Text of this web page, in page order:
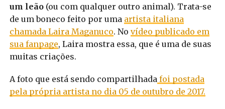
um leão(ou com qualquer outro animal). Trata-se
de um boneco feito por uma artista italiana
chamada Laira Maganuco. No vídeo publicado em
sua fanpage, Laira mostra essa, que é uma de suas
muitas criações.
A foto que está sendo compartilhadafoi postada
pela própria artista no dia 05 de outubro de 2017.